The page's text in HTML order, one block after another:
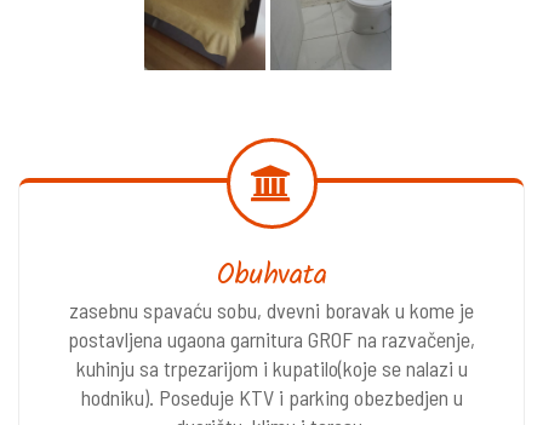
Obuhvata
zasebnu spavaću sobu, dvevni boravak u kome je
postavljena ugaona garnitura GROF na razvačenje,
kuhinju sa trpezarijom i kupatilo(koje se nalazi u
hodniku). Poseduje KTV i parking obezbedjen u